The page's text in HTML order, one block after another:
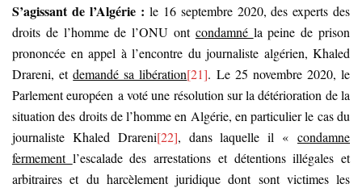
S’agissant de l’Algérie : le 16 septembre 2020, des experts des
droits de l’homme de l’ONU ont condamné la peine de prison
prononcée en appel à l’encontre du journaliste algérien, Khaled
Drareni, etdemandé sa libération[21]. Le 25 novembre 2020, le
Parlement européen a voté une résolution sur la détérioration de la
situation des droits de l’homme en Algérie, en particulier le cas du
journaliste Khaled Drareni[22], dans laquelle il «condamne
fermement l’escalade des arrestations et détentions illégales et
arbitraires et du harcèlement juridique dont sont victimes les